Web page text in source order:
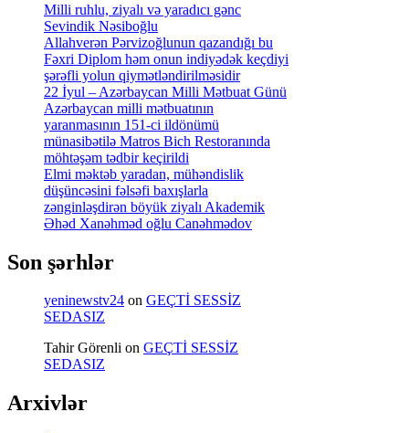
Milli ruhlu, ziyalı və yaradıcı gənc
Sevindik Nəsiboğlu
Allahverən Pərvizoğlunun qazandığı bu
Fəxri Diplom həm onun indiyədək keçdiyi
şərəfli yolun qiymətləndirilməsidir
22 İyul – Azərbaycan Milli Mətbuat Günü
Azərbaycan milli mətbuatının
yaranmasının 151-ci ildönümü
münasibətilə Matros Bich Restoranında
möhtəşəm tədbir keçirildi
Elmi məktəb yaradan, mühəndislik
düşüncəsini fəlsəfi baxışlarla
zənginləşdirən böyük ziyalı Akademik
Əhəd Xanəhməd oğlu Canəhmədov
Son şərhlər
yeninewstv24 on GEÇTİ SESSİZ
SEDASIZ
Tahir Görenli on GEÇTİ SESSİZ
SEDASIZ
Arxivlər